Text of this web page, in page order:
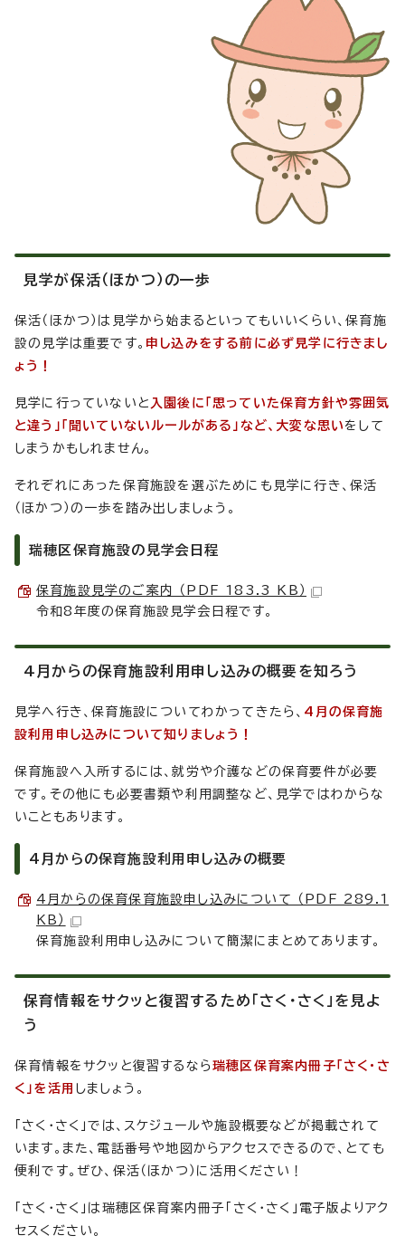
見学が保活（ほかつ）の一歩
保活（ほかつ）は見学から始まるといってもいいくらい、保育施
設の見学は重要です。 申し込みをする前に必ず見学に行きまし
ょう！
見学に行っていないと 入園後に「思っていた保育方針や雰囲気
と違う」「聞いていないルールがある」など、大変な思い をして
しまうかもしれません。
それぞれにあった保育施設を選ぶためにも見学に行き、保活
（ほかつ）の一歩を踏み出しましょう。
瑞穂区保育施設の見学会日程
保育施設見学のご案内 （PDF 183.3 KB）
令和8年度の保育施設見学会日程です。
4月からの保育施設利用申し込みの概要を知ろう
見学へ行き、保育施設についてわかってきたら、 4月の保育施
設利用申し込みについて知りましょう！
保育施設へ入所するには、就労や介護などの保育要件が必要
です。その他にも必要書類や利用調整など、見学ではわからな
いこともあります。
4月からの保育施設利用申し込みの概要
4月からの保育保育施設申し込みについて （PDF 289.1
KB）
保育施設利用申し込みについて簡潔にまとめてあります。
保育情報をサクッと復習するため「さく・さく」を見よ
う
保育情報をサクッと復習するなら瑞穂区保育案内冊子「さく・さ
く」を活用 しましょう。
「さく・さく」では、スケジュールや施設概要などが掲載されて
います。また、電話番号や地図からアクセスできるので、とても
便利です。ぜひ、保活（ほかつ）に活用ください！
「さく・さく」は瑞穂区保育案内冊子「さく・さく」電子版よりアク
セスください。